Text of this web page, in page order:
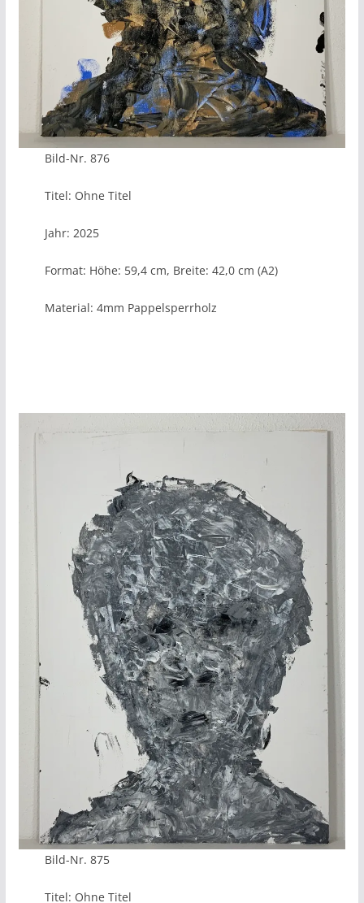
Bild-Nr. 876
Titel: Ohne Titel
Jahr: 2025
Format: Höhe: 59,4 cm, Breite: 42,0 cm (A2)
Material: 4mm Pappelsperrholz
Bild-Nr. 875
Titel: Ohne Titel